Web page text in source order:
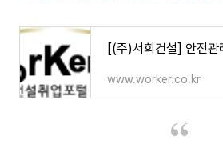
www.worker.co.kr